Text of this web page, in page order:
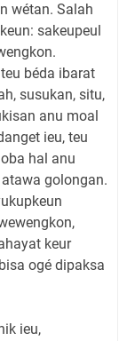
wétan. Salah
sakeupeul
béda ibarat
susukan, situ,
anu moal
ieu, teu
hal anu
golongan.
keur
ogé dipaksa
ieu,